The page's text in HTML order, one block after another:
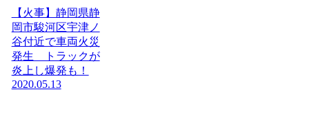
【火事】静岡県静
岡市駿河区宇津ノ
谷付近で車両火災
発生 トラックが
炎上し爆発も！
2020.05.13